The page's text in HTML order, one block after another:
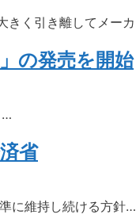
きく引き離してメー
の発売を開始
…
省
に維持し続ける方針…